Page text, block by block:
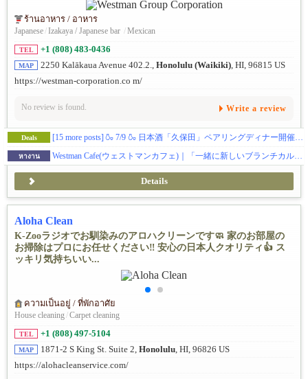
ร้านอาหาร / อาหาร
Japanese/Izakaya / Japanese bar /Mexican
TEL +1 (808) 483-0436
MAP 2250 Kalākaua Avenue 402.2., Honolulu (Waikiki) , HI, 96815 US
https://westman-corporation.co m/
No review is found. Write a review
Deals [15 more posts] 🍶 7/9 🍶 日本酒「久保田」ペアリングディナー開催 📍カイムキ食堂
หางาน Westman Cafe(ウェストマンカフェ)｜「一緒に新しいブランチカルチャーを作りませんか？」｜レストランスタッフ大募集！（パートタイム／フルタイム）
Details
Aloha Clean
K-Zooラジオでお馴染みのアロハクリーンです🧼 家のお部屋の
お掃除はプロにお任せください‼️ 安心の日本人クオリティ👍 ス
ッキリ気持ちいい...
ความเป็นอยู่ / ที่พักอาศัย
House cleaning /Carpet cleaning
TEL +1 (808) 497-5104
MAP 1871-2 S King St. Suite 2, Honolulu , HI, 96826 US
https://alohacleanservice.com/